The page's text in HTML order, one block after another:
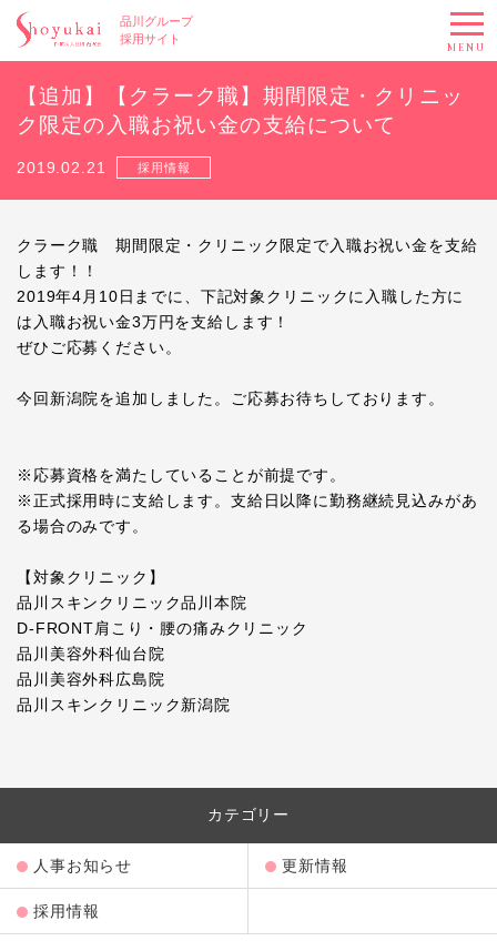
品川グループ
採用サイト
MENU
【追加】【クラーク職】期間限定・クリニッ
ク限定の入職お祝い金の支給について
2019.02.21 採用情報
クラーク職 期間限定・クリニック限定で入職お祝い金を支給
します！！
2019年4 月 10日までに、下記対象クリニックに入職した方に
は入職お祝い金3万円を支給します！
ぜひご応募ください。
今回新潟院を追加しました。ご応募お待ちしております。
※ 応募資格を満たしていることが前提です。
※正式採用時に支給します。支給日以降に勤務継続見込みがあ
る場合のみです。
【対象クリニック】
品川スキンクリニック品川本院
D-FRONT肩こり・腰の痛みクリニック
品川美容外科仙台院
品川美容外科広島院
品川スキンクリニック新潟院
カテゴリー
人事お知らせ 更新情報
採用情報